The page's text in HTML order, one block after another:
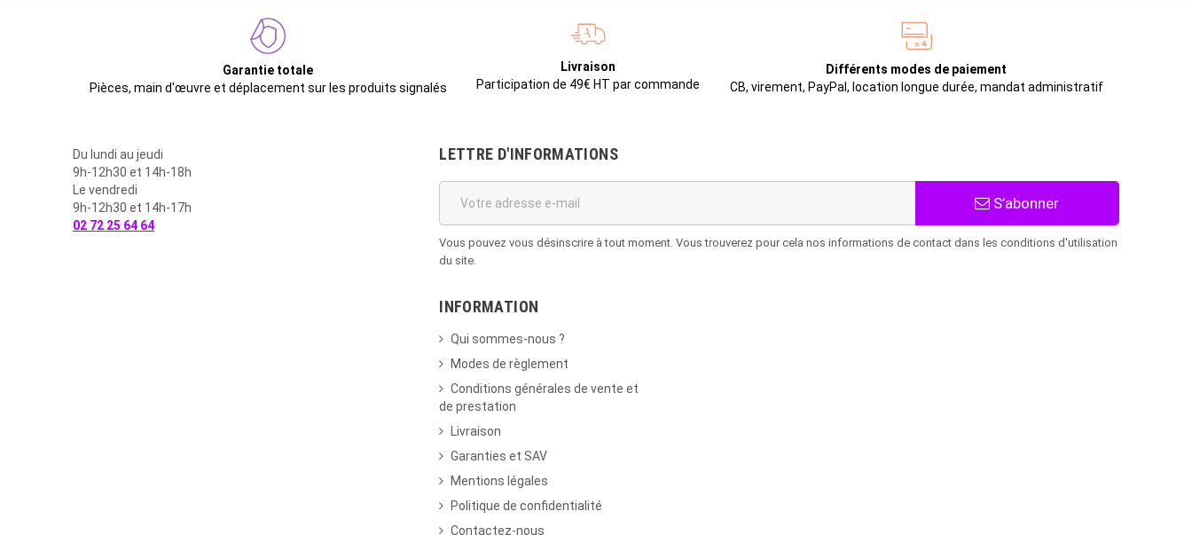
Garantie totale
Pièces, main d'œuvre et déplacement sur les produits signalés
Livraison
Participation de 49€ HT par commande
Différents modes de paiement
CB, virement, PayPal, location longue durée, mandat administratif
Du lundi au jeudi
9h-12h30 et 14h-18h
Le vendredi
9h-12h30 et 14h-17h
02 72 25 64 64
LETTRE D'INFORMATIONS
S’abonner
Vous pouvez vous désinscrire à tout moment. Vous trouverez pour cela nos informations de contact dans les conditions d'utilisation
du site.
INFORMATION
Qui sommes-nous ?
Modes de règlement
Conditions générales de vente et
de prestation
Livraison
Garanties et SAV
Mentions légales
Politique de confidentialité
Contactez-nous